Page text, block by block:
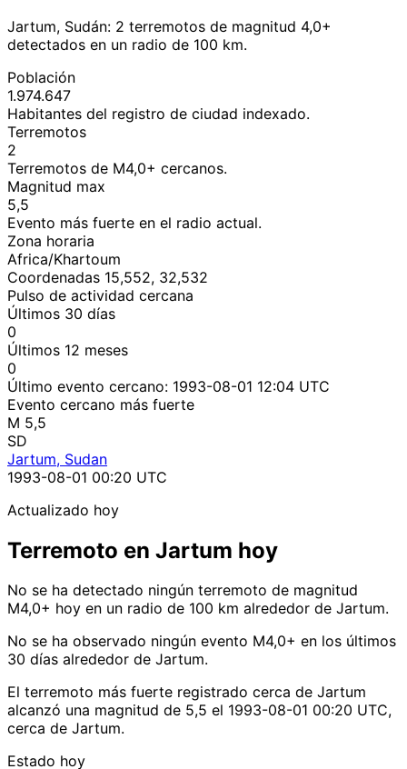
Jartum, Sudán: 2 terremotos de magnitud 4,0+
detectados en un radio de 100 km.
Población
1.974.647
Habitantes del registro de ciudad indexado.
Terremotos
2
Terremotos de M4,0+ cercanos.
Magnitud max
5,5
Evento más fuerte en el radio actual.
Zona horaria
Africa/Khartoum
Coordenadas 15,552, 32,532
Pulso de actividad cercana
Últimos 30 días
0
Últimos 12 meses
0
Último evento cercano: 1993-08-01 12:04 UTC
Evento cercano más fuerte
M 5,5
SD
Jartum, Sudan
1993-08-01 00:20 UTC
Actualizado hoy
Terremoto en Jartum hoy
No se ha detectado ningún terremoto de magnitud
M4,0+ hoy en un radio de 100 km alrededor de Jartum.
No se ha observado ningún evento M4,0+ en los últimos
30 días alrededor de Jartum.
El terremoto más fuerte registrado cerca de Jartum
alcanzó una magnitud de 5,5 el 1993-08-01 00:20 UTC,
cerca de Jartum.
Estado hoy